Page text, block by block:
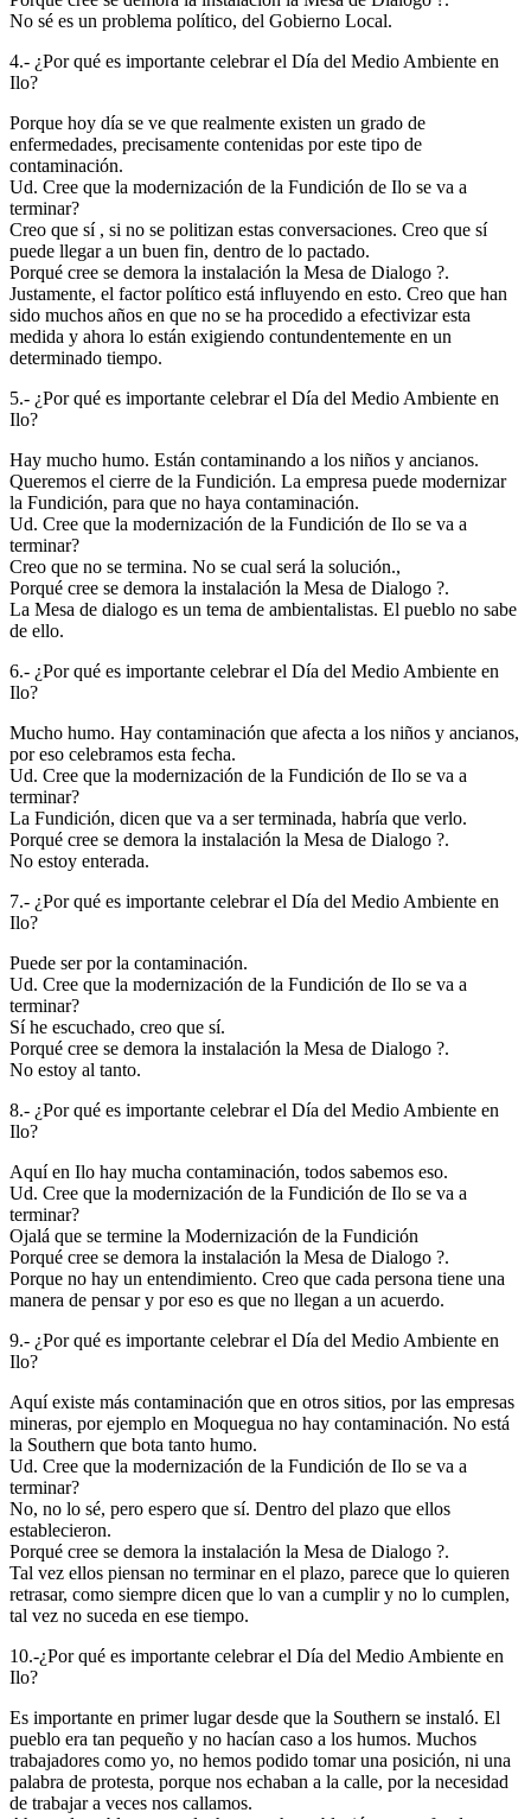
No sé es un problema político, del Gobierno Local.
4.- ¿Por qué es importante celebrar el Día del Medio Ambiente en
Ilo?
Porque hoy día se ve que realmente existen un grado de
enfermedades, precisamente contenidas por este tipo de
contaminación.
Ud. Cree que la modernización de la Fundición de Ilo se va a
terminar?
Creo que sí , si no se politizan estas conversaciones. Creo que sí
puede llegar a un buen fin, dentro de lo pactado.
Porqué cree se demora la instalación la Mesa de Dialogo ?.
Justamente, el factor político está influyendo en esto. Creo que han
sido muchos años en que no se ha procedido a efectivizar esta
medida y ahora lo están exigiendo contundentemente en un
determinado tiempo.
5.- ¿Por qué es importante celebrar el Día del Medio Ambiente en
Ilo?
Hay mucho humo. Están contaminando a los niños y ancianos.
Queremos el cierre de la Fundición. La empresa puede modernizar
la Fundición, para que no haya contaminación.
Ud. Cree que la modernización de la Fundición de Ilo se va a
terminar?
Creo que no se termina. No se cual será la solución.,
Porqué cree se demora la instalación la Mesa de Dialogo ?.
La Mesa de dialogo es un tema de ambientalistas. El pueblo no sabe
de ello.
6.- ¿Por qué es importante celebrar el Día del Medio Ambiente en
Ilo?
Mucho humo. Hay contaminación que afecta a los niños y ancianos,
por eso celebramos esta fecha.
Ud. Cree que la modernización de la Fundición de Ilo se va a
terminar?
La Fundición, dicen que va a ser terminada, habría que verlo.
Porqué cree se demora la instalación la Mesa de Dialogo ?.
No estoy enterada.
7.- ¿Por qué es importante celebrar el Día del Medio Ambiente en
Ilo?
Puede ser por la contaminación.
Ud. Cree que la modernización de la Fundición de Ilo se va a
terminar?
Sí he escuchado, creo que sí.
Porqué cree se demora la instalación la Mesa de Dialogo ?.
No estoy al tanto.
8.- ¿Por qué es importante celebrar el Día del Medio Ambiente en
Ilo?
Aquí en Ilo hay mucha contaminación, todos sabemos eso.
Ud. Cree que la modernización de la Fundición de Ilo se va a
terminar?
Ojalá que se termine la Modernización de la Fundición
Porqué cree se demora la instalación la Mesa de Dialogo ?.
Porque no hay un entendimiento. Creo que cada persona tiene una
manera de pensar y por eso es que no llegan a un acuerdo.
9.- ¿Por qué es importante celebrar el Día del Medio Ambiente en
Ilo?
Aquí existe más contaminación que en otros sitios, por las empresas
mineras, por ejemplo en Moquegua no hay contaminación. No está
la Southern que bota tanto humo.
Ud. Cree que la modernización de la Fundición de Ilo se va a
terminar?
No, no lo sé, pero espero que sí. Dentro del plazo que ellos
establecieron.
Porqué cree se demora la instalación la Mesa de Dialogo ?.
Tal vez ellos piensan no terminar en el plazo, parece que lo quieren
retrasar, como siempre dicen que lo van a cumplir y no lo cumplen,
tal vez no suceda en ese tiempo.
10.-¿Por qué es importante celebrar el Día del Medio Ambiente en
Ilo?
Es importante en primer lugar desde que la Southern se instaló. El
pueblo era tan pequeño y no hacían caso a los humos. Muchos
trabajadores como yo, no hemos podido tomar una posición, ni una
palabra de protesta, porque nos echaban a la calle, por la necesidad
de trabajar a veces nos callamos.